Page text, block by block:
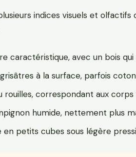
indices visuels et
caractéristique, avec un bois
à la surface, parfois
rouilles, correspondant aux
humide, nettement plus
en petits cubes sous légère